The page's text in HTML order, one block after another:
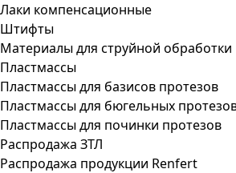
Лаки компенсационные
Штифты
Материалы для струйной обработки
Пластмассы
Пластмассы для базисов протезов
Пластмассы для бюгельных
Пластмассы для починки протезов
Распродажа ЗТЛ
Распродажа продукции Renfert